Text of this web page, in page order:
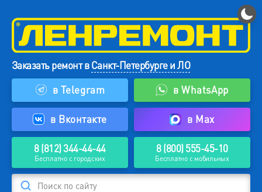
Заказать ремонт вСанкт-Петербурге и ЛО
в Telegram
в WhatsApp
в Вконтакте в Max
8 (812) 344-44-44
Бесплатно с городских
8 (800) 555-45-10
Бесплатно с мобильных
Поиск по сайту